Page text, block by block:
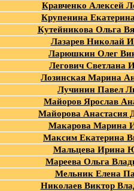
Кравченко Алексей
Крупенина
Кутейникова Ольга
Лазарев Николай
Ларюшкин Олег
Легович Светлана
Лозинская Марина
Лучинин Павел
Майоров Ярослав
Майорова Анастасия
Макарова Марина
Максим Екатерина
Мальцева Ирина
Мареева Ольга
Мельник Елена
Николаев Виктор